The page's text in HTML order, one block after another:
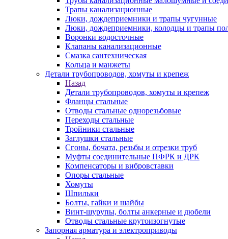
Трапы канализационные
Люки, дождеприемники и трапы чугунные
Люки, дождеприемники, колодцы и трапы
Воронки водосточные
Клапаны канализационные
Смазка сантехническая
Кольца и манжеты
Детали трубопроводов, хомуты и крепеж
Назад
Детали трубопроводов, хомуты и крепеж
Фланцы стальные
Отводы стальные однорезьбовые
Переходы стальные
Тройники стальные
Заглушки стальные
Сгоны, бочата, резьбы и отрезки труб
Муфты соединительные ПФРК и ДРК
Компенсаторы и вибровставки
Опоры стальные
Хомуты
Шпильки
Болты, гайки и шайбы
Винт-шурупы, болты анкерные и дюбели
Отводы стальные крутоизогнутые
Запорная арматура и электроприводы